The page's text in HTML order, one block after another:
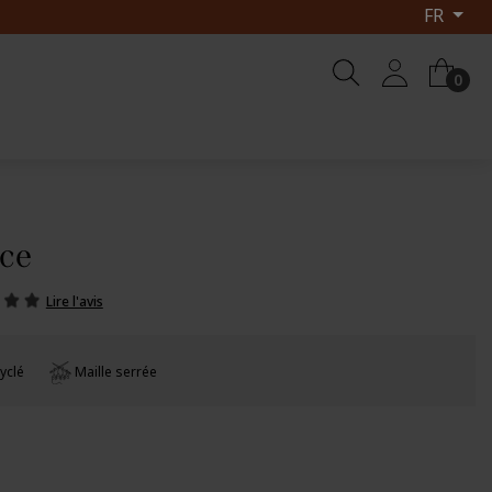
FR
0
Lire l'avis
Maille serrée